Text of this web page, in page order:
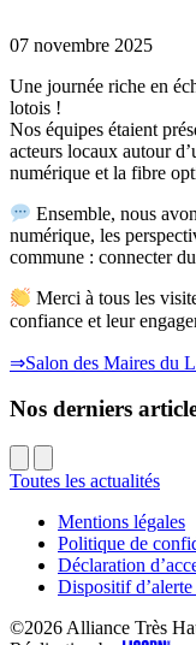
07 novembre 2025
Une journée riche en
lotois !
Nos équipes étaient
acteurs locaux autour
numérique et la fibre
Ensemble, nous
numérique, les
commune : connecter
Merci à tous les
confiance et leur
⇒Salon des Maires du
Nos derniers
Toutes les actualités
Mentions légales
Politique de
Déclaration
Dispositif
©2026 Alliance Très